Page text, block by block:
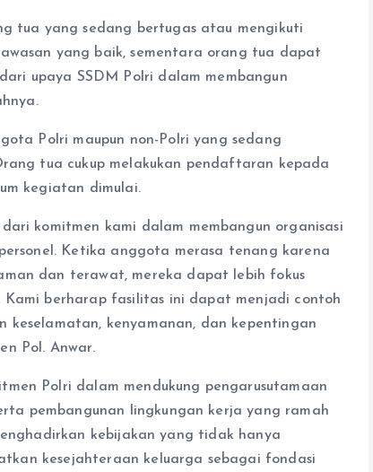
tua yang sedang bertugas atau mengikuti
yang baik, sementara orang tua dapat
upaya SSDM Polri dalam membangun
Polri maupun non-Polri yang sedang
tua cukup melakukan pendaftaran kepada
kegiatan dimulai.
komitmen kami dalam membangun organisasi
Ketika anggota merasa tenang karena
dan terawat, mereka dapat lebih fokus
berharap fasilitas ini dapat menjadi contoh
keselamatan, kenyamanan, dan kepentingan
Pol. Anwar.
Polri dalam mendukung pengarusutamaan
pembangunan lingkungan kerja yang ramah
kebijakan yang tidak hanya
kesejahteraan keluarga sebagai fondasi